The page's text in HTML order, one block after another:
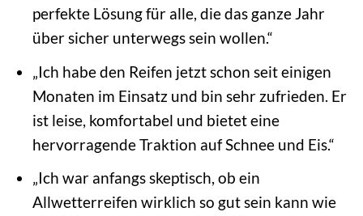
perfekte Lösung für alle, die das ganze Jahr
über sicher unterwegs sein wollen.“
„Ich habe den Reifen jetzt schon seit einigen
Monaten im Einsatz und bin sehr zufrieden. Er
ist leise, komfortabel und bietet eine
hervorragende Traktion auf Schnee und Eis.“
„Ich war anfangs skeptisch, ob ein
Allwetterreifen wirklich so gut sein kann wie